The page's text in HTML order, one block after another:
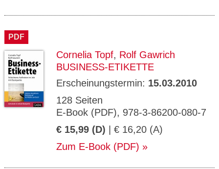
PDF
Cornelia Topf, Rolf Gawrich
BUSINESS-ETIKETTE
Erscheinungstermin: 15.03.2010
128 Seiten
E-Book (PDF), 978-3-86200-080-7
€ 15,99 (D) | € 16,20 (A)
Zum E-Book (PDF)